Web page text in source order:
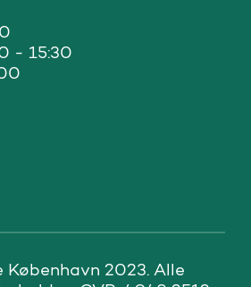
- 15:30
København 2023. Alle